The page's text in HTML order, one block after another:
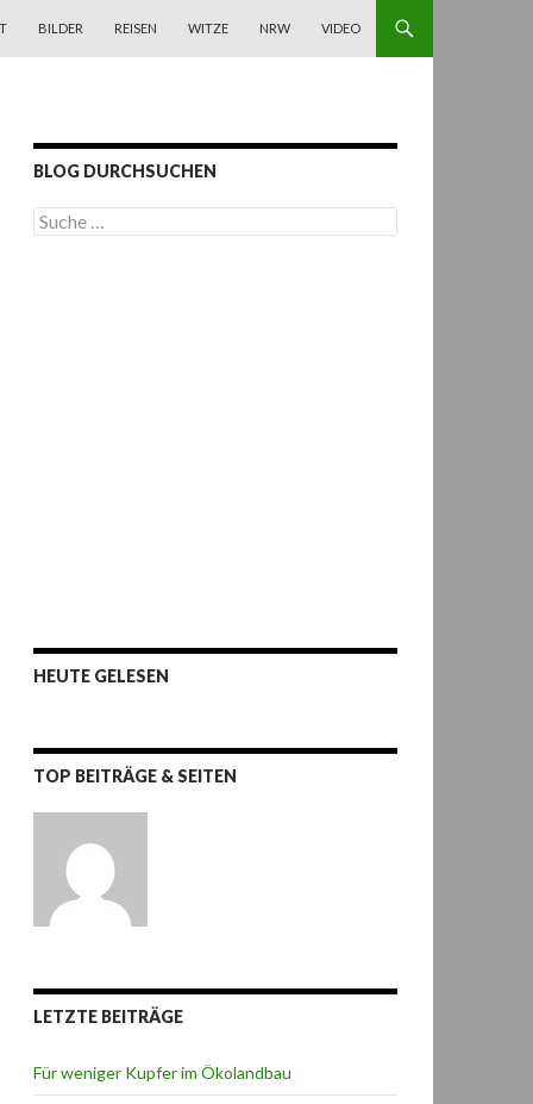
BILDER REISEN WITZE NRW VIDEO
BLOG DURCHSUCHEN
S
u
HEUTE GELESEN
TOP BEITRÄGE & SEITEN
LETZTE BEITRÄGE
Für weniger Kupfer im Ökolandbau